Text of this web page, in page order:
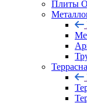
Плиты